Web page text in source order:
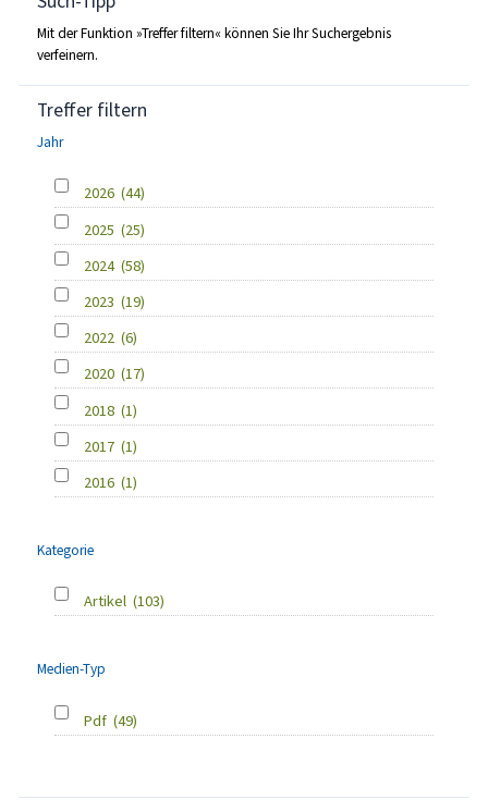
Mit der Funktion »Treffer filtern« können Sie Ihr Suchergebnis
verfeinern.
Treffer filtern
Jahr
2026 (44)
2025 (25)
2024 (58)
2023 (19)
2022 (6)
2020 (17)
2018 (1)
2017 (1)
2016 (1)
Kategorie
Artikel (103)
Medien-Typ
Pdf (49)